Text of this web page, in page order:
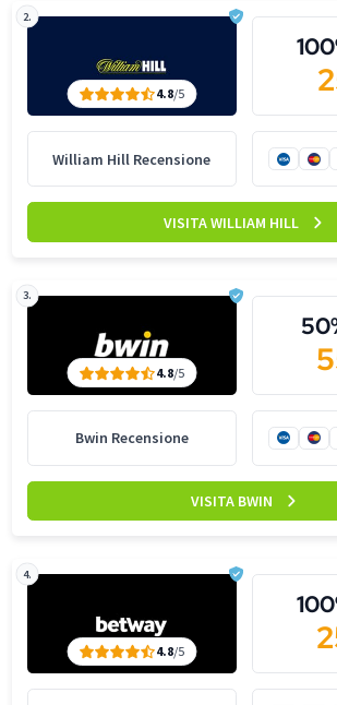
2.
4.8/5
William Hill Recensione
VISITA WILLIAM HILL
3.
4.8/5
Bwin Recensione
VISITA BWIN
4.
4.8/5